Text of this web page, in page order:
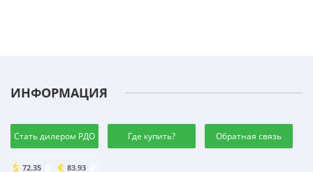
ИНФОРМАЦИЯ
Стать дилером РДО Где купить? Обратная связь
72.35 83.93